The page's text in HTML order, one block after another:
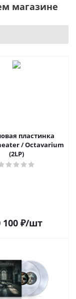
магазине
пластинка
/ Octavarium
(2LP)
100 ₽/шт